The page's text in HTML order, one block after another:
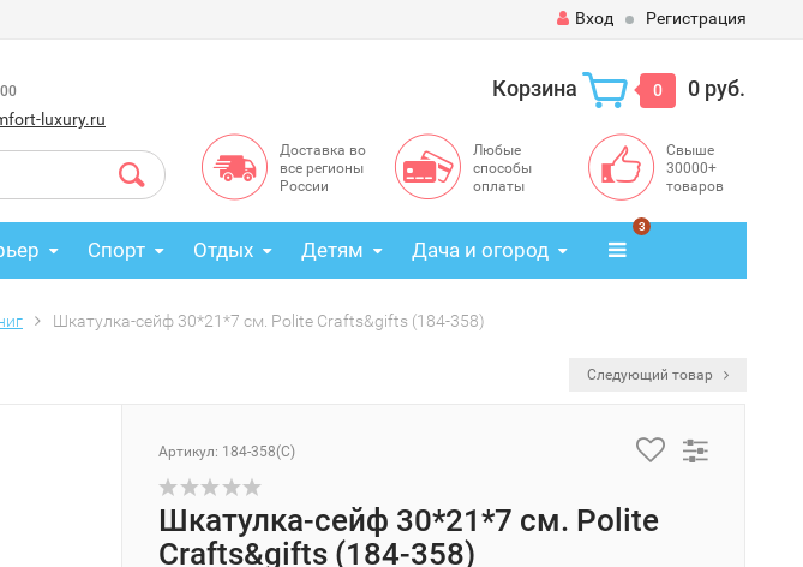
Вход Регистрация
luxury.ru
Корзина 0 0 руб.
Доставка во
все регионы
России
Любые
способы
оплаты
Свыше
30000+
товаров
Спорт Отдых Детям Дача и огород
3
Шкатулка-сейф 30*21*7 см. Polite Crafts&gifts (184-358)
Следующий товар
Артикул: 184-358(C)
Шкатулка-сейф 30*21*7 см. Polite
Crafts&gifts (184-358)